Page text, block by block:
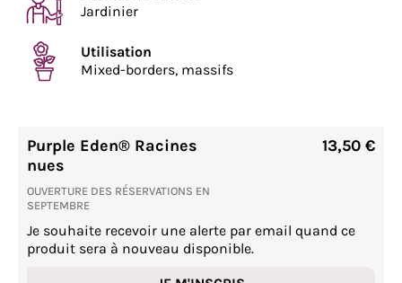
Jardinier
Utilisation
Mixed-borders, massifs
Purple Eden® Racines
nues
OUVERTURE DES RÉSERVATIONS EN
SEPTEMBRE
13,50 €
Je souhaite recevoir une alerte par email quand ce
produit sera à nouveau disponible.